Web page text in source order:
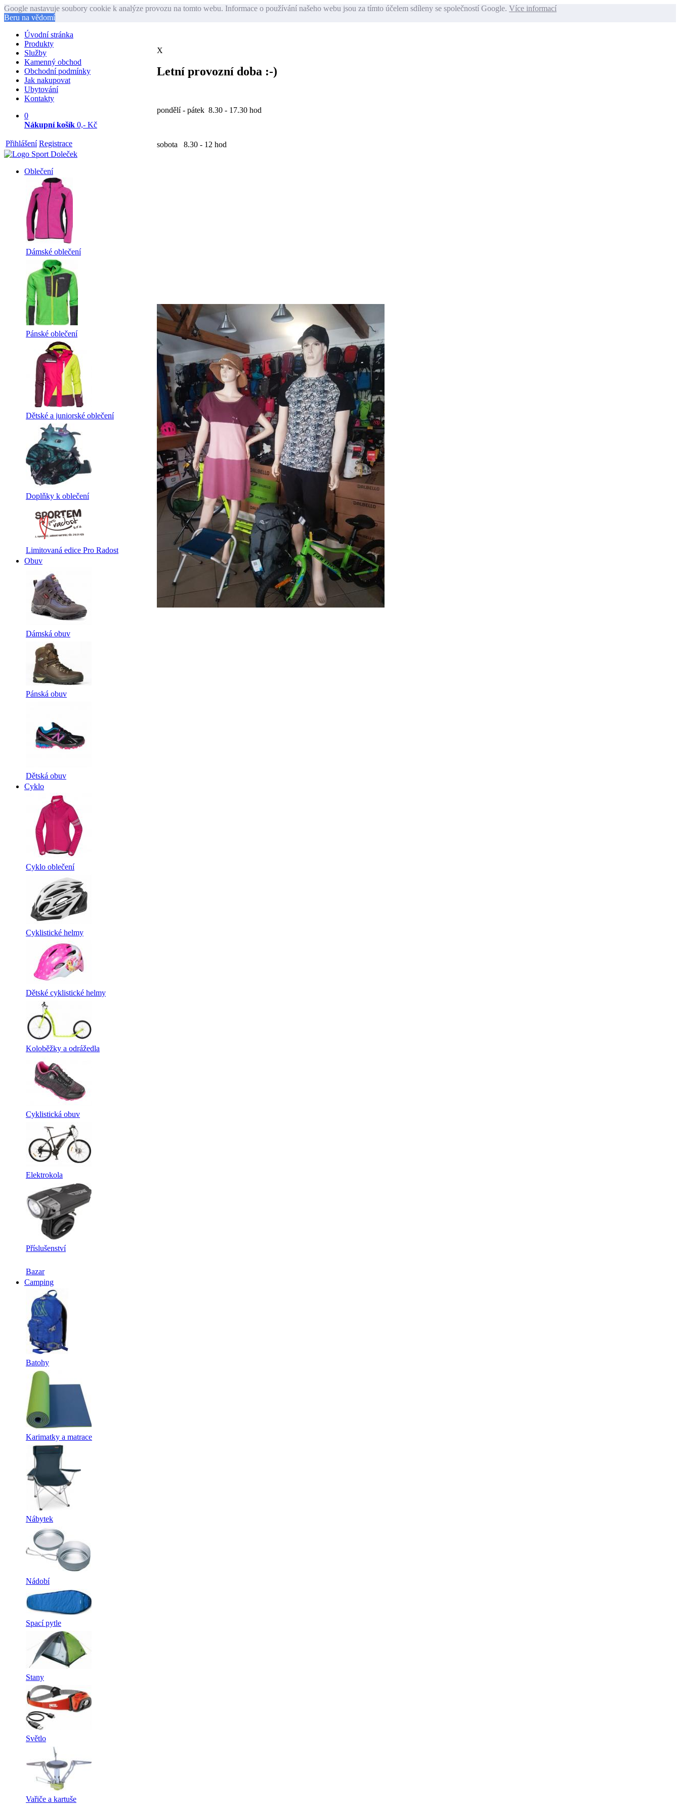
Google nastavuje soubory cookie k analýze provozu na tomto webu. Informace o používání našeho webu jsou za tímto účelem sdíleny se společností Google. Více informací
Beru na vědomí
X
Letní provozní doba :-)
pondělí - pátek 8.30 - 17.30 hod
sobota 8.30 - 12 hod
Úvodní stránka
Produkty
Služby
Kamenný obchod
Obchodní podmínky
Jak nakupovat
Ubytování
Kontakty
0
Nákupní košík 0,- Kč
Přihlášení Registrace
Oblečení
Dámské oblečení
Pánské oblečení
Dětské a juniorské oblečení
Doplňky k oblečení
Limitovaná edice Pro Radost
Obuv
Dámská obuv
Pánská obuv
Dětská obuv
Cyklo
Cyklo oblečení
Cyklistické helmy
Dětské cyklistické helmy
Koloběžky a odrážedla
Cyklistická obuv
Elektrokola
Příslušenství
Bazar
Camping
Batohy
Karimatky a matrace
Nábytek
Nádobí
Spací pytle
Stany
Světlo
Vařiče a kartuše